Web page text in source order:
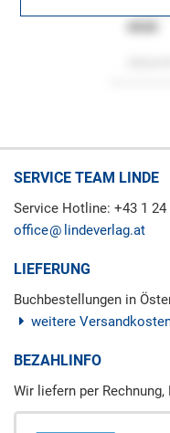
ASok
SERVICE TEAM LINDE
Service Hotline: +43 1 24
office
lindeverlag.at
LIEFERUNG
Buchbestellungen in
weitere
BEZAHLINFO
Wir liefern per